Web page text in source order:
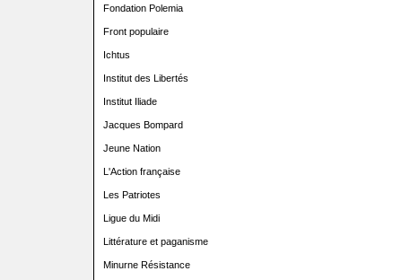
Fondation Polemia
Front populaire
Ichtus
Institut des Libertés
Institut Iliade
Jacques Bompard
Jeune Nation
L'Action française
Les Patriotes
Ligue du Midi
Littérature et paganisme
Minurne Résistance